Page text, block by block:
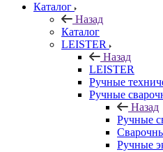
Каталог
Назад
Каталог
LEISTER
Назад
LEISTER
Ручные
Ручные
Назад
Ручные
Ручные